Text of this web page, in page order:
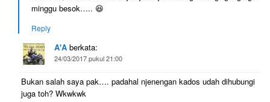
minggu besok….. 😆
Reply
A'A berkata:
24/03/2017 pukul 21:00
Bukan salah saya pak…. padahal njenengan kados udah dihubungi
juga toh? Wkwkwk